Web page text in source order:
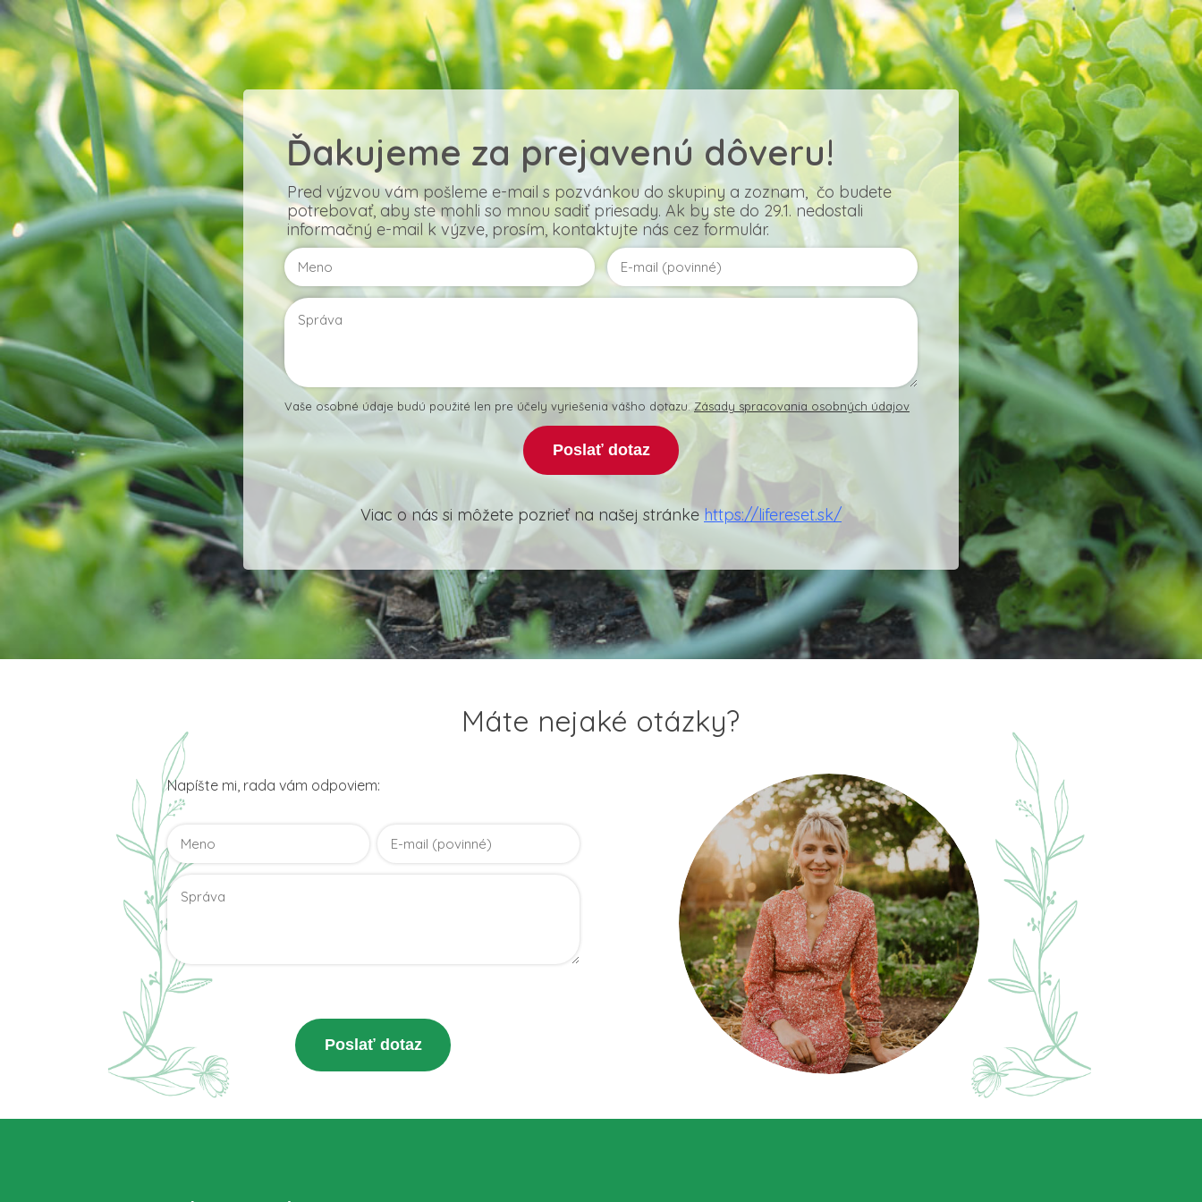
Ďakujeme za prejavenú dôveru!
Pred výzvou vám pošleme e-mail s pozvánkou do skupiny a zoznam, čo budete
potrebovať, aby ste mohli so mnou sadiť priesady. Ak by ste do 29.1. nedostali
informačný e-mail k výzve, prosím, kontaktujte nás cez formulár.
Vaše osobné údaje budú použité len pre účely vyriešenia vášho dotazu. Zásady spracovania osobných údajov
Poslať dotaz
Viac o nás si môžete pozrieť na našej stránkehttps://lifereset.sk/
Máte nejaké otázky?
Napíšte mi, rada vám odpoviem:
Vaše osobné údaje budú použité len pre účely vyriešenia vášho dotazu.
Poslať dotaz